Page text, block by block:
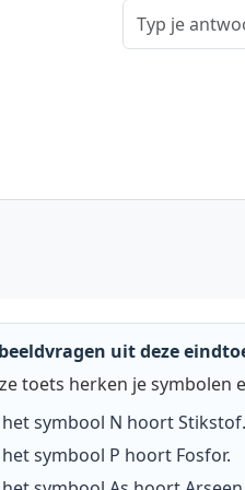
uit deze
toets herken je symbolen
het symbool N hoortStikstof.
het symbool P hoort Fosfor.